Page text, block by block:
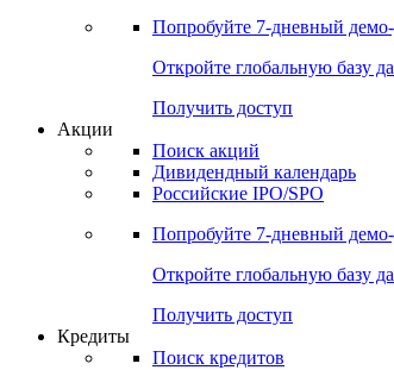
Попробуйте 7-дневный
Откройте глобальную базу
Получить доступ
Акции
Поиск акций
Дивидендный календарь
Российские IPO/SPO
Попробуйте 7-дневный
Откройте глобальную базу
Получить доступ
Кредиты
Поиск кредитов